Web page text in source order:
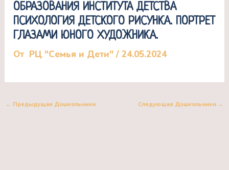
ОБРАЗОВАНИЯ ИНСТИТУТА ДЕТСТВА
ПСИХОЛОГИЯ ДЕТСКОГО РИСУНКА. ПОРТРЕТ
ГЛАЗАМИ ЮНОГО ХУДОЖНИКА.
От РЦ "Семья и Дети"/24.05.2024
← Предыдущая Дошкольники Следующая Дошкольники →